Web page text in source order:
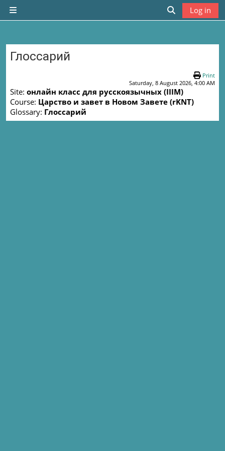
Skip to main content
Side panel
Toggle
Log in
Глоссарий
Print
Saturday, 8 August 2026, 4:00 AM
Site: онлайн класс для русскоязычных (IIIM)
Course: Царство и завет в Новом Завете (rKNT)
Glossary: Глоссарий